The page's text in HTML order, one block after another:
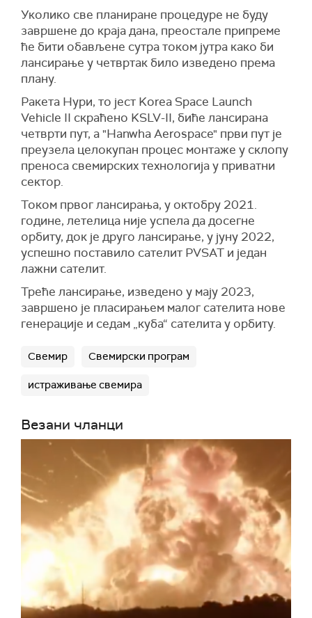
Уколико све планиране процедуре не буду
завршене до краја дана, преостале припреме
ће бити обављене сутра током јутра како би
лансирање у четвртак било изведено према
плану.
Ракета Нури, то јест Korea Space Launch
Vehicle II скраћено KSLV-II, биће лансирана
четврти пут, а "Hanwha Aerospace" први пут је
преузела целокупан процес монтаже у склопу
преноса свемирских технологија у приватни
сектор.
Током првог лансирања, у октобру 2021.
године, летелица није успела да досегне
орбиту, док је друго лансирање, у јуну 2022,
успешно поставило сателит PVSAT и један
лажни сателит.
Треће лансирање, изведено у мају 2023,
завршено је пласирањем малог сателита нове
генерације и седам „куба“ сателита у орбиту.
Свемир Свемирски програм
истраживање свемира
Везани чланци